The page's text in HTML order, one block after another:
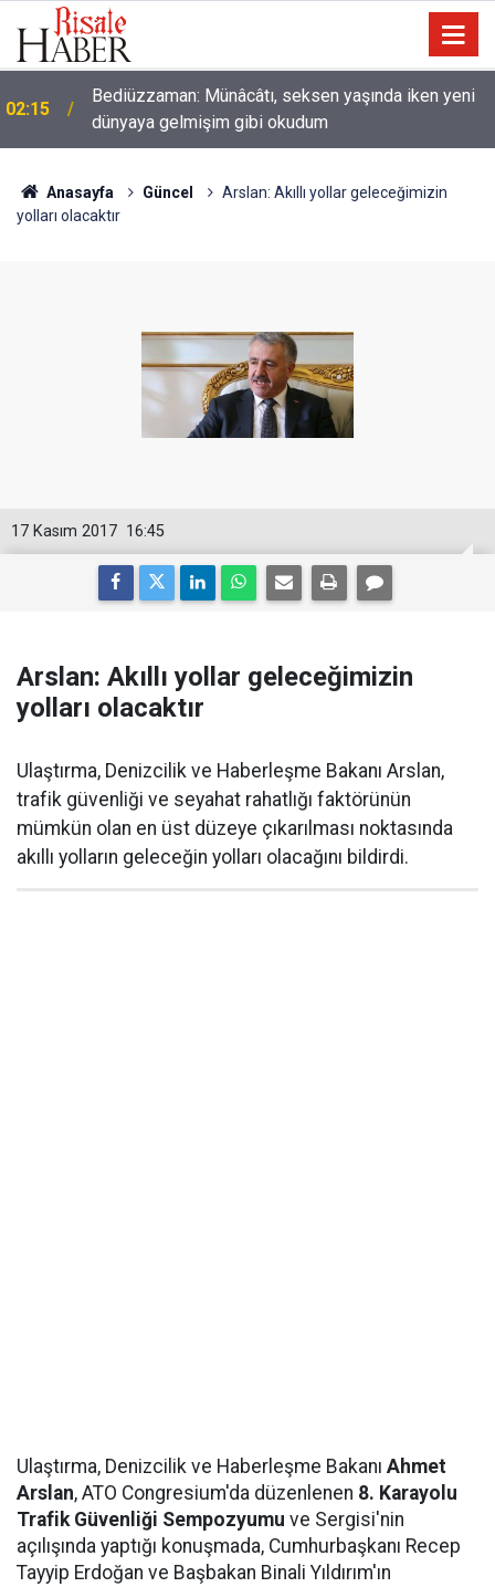
01:45
Nice binilen hayvan vardır ki, binicisinden daha
hayırlıdır
Anasayfa Güncel
Arslan: Akıllı yollar geleceğimizin
yolları olacaktır
16:45
17 Kasım 2017
Arslan: Akıllı yollar geleceğimizin
yolları olacaktır
Ulaştırma, Denizcilik ve Haberleşme Bakanı Arslan,
trafik güvenliği ve seyahat rahatlığı faktörünün
mümkün olan en üst düzeye çıkarılması noktasında
akıllı yolların geleceğin yolları olacağını bildirdi.
Ulaştırma, Denizcilik ve Haberleşme Bakanı Ahmet
Arslan, ATO Congresium'da düzenlenen 8. Karayolu
Trafik Güvenliği Sempozyumu ve Sergisi'nin
açılışında yaptığı konuşmada, Cumhurbaşkanı Recep
Tayyip Erdoğan ve Başbakan Binali Yıldırım'ın